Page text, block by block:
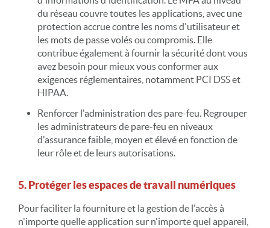
du réseau couvre toutes les applications, avec une
protection accrue contre les noms d'utilisateur et
les mots de passe volés ou compromis. Elle
contribue également à fournir la sécurité dont vous
avez besoin pour mieux vous conformer aux
exigences réglementaires, notamment PCI DSS et
HIPAA.
Renforcer l'administration des pare-feu. Regrouper
les administrateurs de pare-feu en niveaux
d'assurance faible, moyen et élevé en fonction de
leur rôle et de leurs autorisations.
5. Protéger les espaces de travail numériques
Pour faciliter la fourniture et la gestion de l'accès à
n'importe quelle application sur n'importe quel appareil,